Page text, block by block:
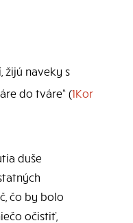
žijú naveky s
do tváre“ (1Kor
duše
čo by bolo
očistiť,